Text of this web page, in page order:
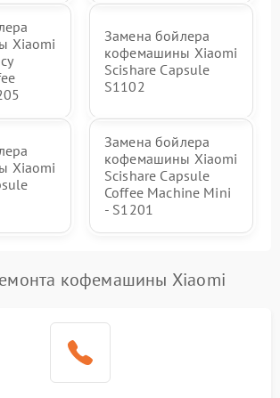
Xiaomi
Замена бойлера
кофемашины Xiaomi
Scishare Capsule
S1102
Xiaomi
Замена бойлера
кофемашины Xiaomi
Scishare Capsule
Coffee Machine Mini
- S1201
кофемашины Xiaomi